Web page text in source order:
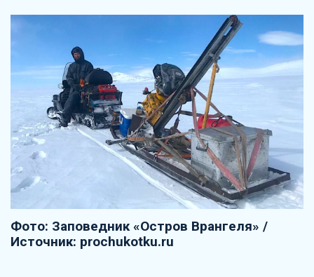
Фото: Заповедник «Остров Врангеля» /
Источник: prochukotku.ru